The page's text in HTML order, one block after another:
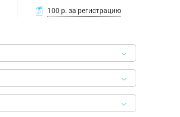
100 р. за регистрацию